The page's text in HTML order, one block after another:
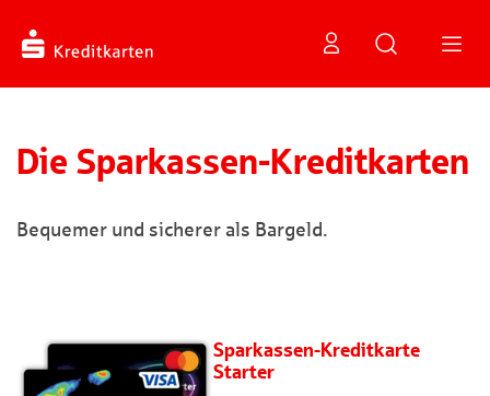
Die Sparkassen-Kreditkarten
Bequemer und sicherer als Bargeld.
Sparkassen-Kreditkarte
Starter